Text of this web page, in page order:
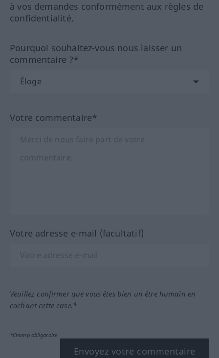
à vos demandes conformément aux règles de
confidentialité.
Pourquoi souhaitez-vous nous laisser un
commentaire ?*
Votre commentaire*
Votre adresse e-mail (facultatif)
Veuillez confirmer que vous êtes bien un être humain en
cochant cette case.*
*Champ obligatoire
Envoyez votre commentaire